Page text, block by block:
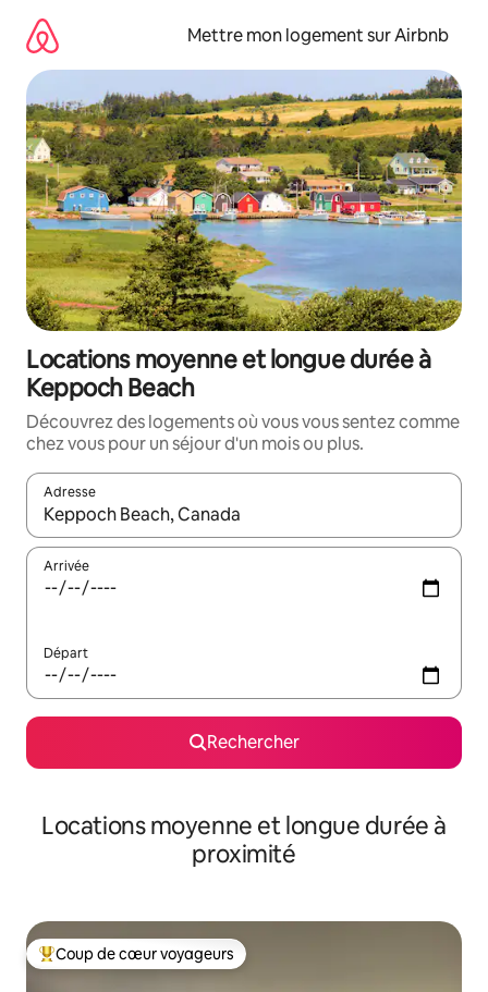
directement
contenu
Mettre mon logement sur Airbnb
Locations moyenne et longue durée à
Keppoch Beach
Découvrez des logements où vous vous sentez comme
chez vous pour un séjour d'un mois ou plus.
Adresse
Lorsque les résultats s'affichent, utilisez les flèches vers le
Arrivée
Départ
Rechercher
Locations moyenne et longue durée à
proximité
Coups de cœur voyageurs les plus appréciés
Coup de cœur voyageurs